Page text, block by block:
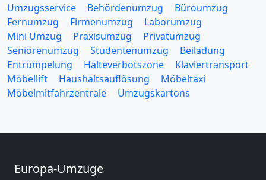
Umzugsservice Behördenumzug
Büroumzug
Fernumzug
Firmenumzug
Laborumzug
Mini Umzug
Praxisumzug
Privatumzug
Seniorenumzug
Studentenumzug
Beiladung
Entrümpelung
Halteverbotszone
Klaviertransport
Möbellift
Haushaltsauflösung
Möbeltaxi
Möbelmitfahrzentrale
Umzugskartons
Europa-Umzüge